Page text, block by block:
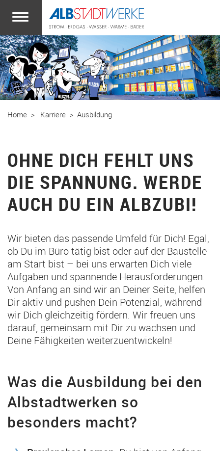
Zum Hauptinhalt springen
Home Karriere Ausbildung
OHNE DICH FEHLT UNS
DIE SPANNUNG. WERDE
AUCH DU EIN ALBZUBI!
Wir bieten das passende Umfeld für Dich! Egal,
ob Du im Büro tätig bist oder auf der Baustelle
am Start bist – bei uns erwarten Dich viele
Aufgaben und spannende Herausforderungen.
Von Anfang an sind wir an Deiner Seite, helfen
Dir aktiv und pushen Dein Potenzial, während
wir Dich gleichzeitig fördern. Wir freuen uns
darauf, gemeinsam mit Dir zu wachsen und
Deine Fähigkeiten weiterzuentwickeln!
Was die Ausbildung bei den
Albstadtwerken so
besonders macht?